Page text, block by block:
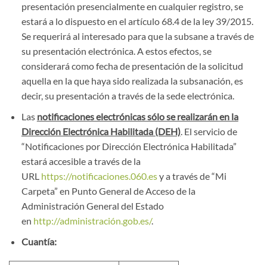
presentación presencialmente en cualquier registro, se
estará a lo dispuesto en el artículo 68.4 de la ley 39/2015.
Se requerirá al interesado para que la subsane a través de
su presentación electrónica. A estos efectos, se
considerará como fecha de presentación de la solicitud
aquella en la que haya sido realizada la subsanación, es
decir, su presentación a través de la sede electrónica.
Las notificaciones electrónicas sólo se realizarán en la
Dirección Electrónica Habilitada (DEH). El servicio de
“Notificaciones por Dirección Electrónica Habilitada”
estará accesible a través de la
URL https://notificaciones.060.esy a través de “Mi
Carpeta” en Punto General de Acceso de la
Administración General del Estado
en http://administración.gob.es/.
Cuantía: